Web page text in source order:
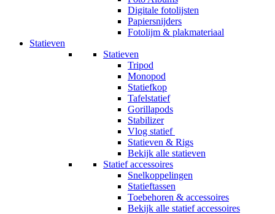
Digitale fotolijsten
Papiersnijders
Fotolijm & plakmateriaal
Statieven
Statieven
Tripod
Monopod
Statiefkop
Tafelstatief
Gorillapods
Stabilizer
Vlog statief
Statieven & Rigs
Bekijk alle statieven
Statief accessoires
Snelkoppelingen
Statieftassen
Toebehoren & accessoires
Bekijk alle statief accessoires